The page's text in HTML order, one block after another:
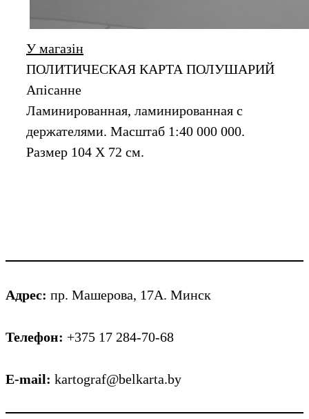
У магазін
ПОЛИТИЧЕСКАЯ КАРТА ПОЛУШАРИЙ
Апiсанне
Ламинированная, ламинированная с
держателями. Масштаб 1:40 000 000.
Размер 104 Х 72 см.
Адрес: пр. Машерова, 17А. Минск
Телефон: +375 17 284-70-68
E-mail: kartograf@belkarta.by